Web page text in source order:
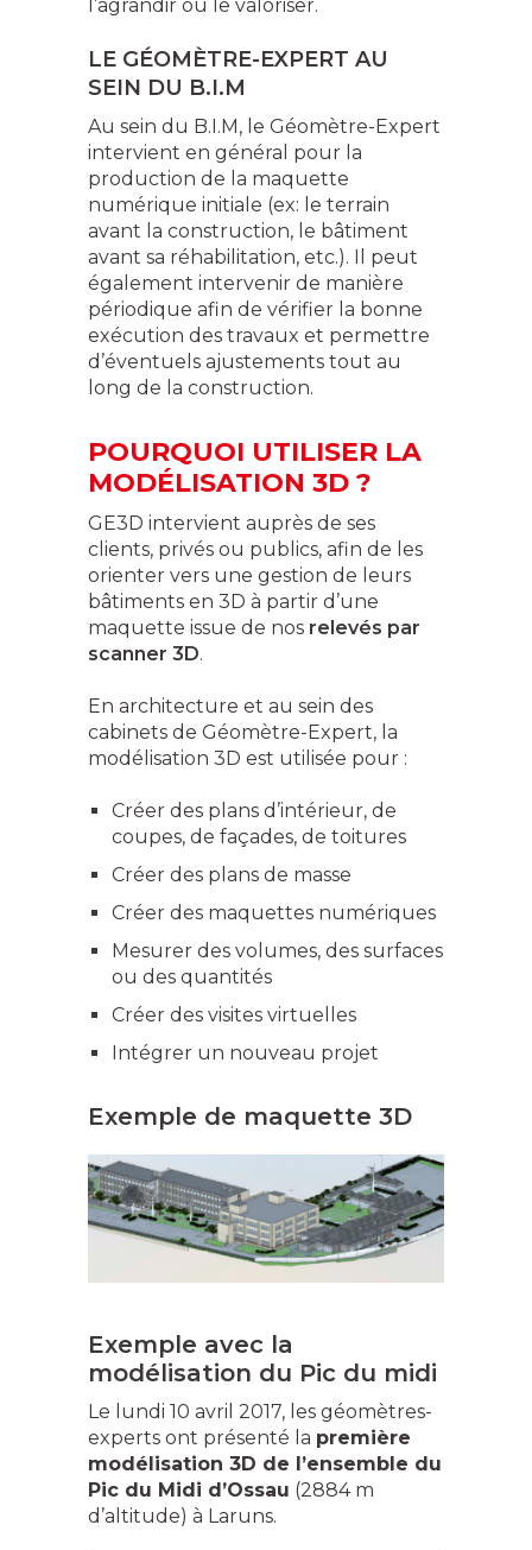
l’agrandir ou le valoriser.
LE GÉOMÈTRE-EXPERT AU
SEIN DU B.I.M
Au sein du B.I.M, le Géomètre-Expert
intervient en général pour la
production de la maquette
numérique initiale (ex: le terrain
avant la construction, le bâtiment
avant sa réhabilitation, etc.). Il peut
également intervenir de manière
périodique afin de vérifier la bonne
exécution des travaux et permettre
d’éventuels ajustements tout au
long de la construction.
POURQUOI UTILISER LA
MODÉLISATION 3D ?
GE3D intervient auprès de ses
clients, privés ou publics, afin de les
orienter vers une gestion de leurs
bâtiments en 3D à partir d’une
maquette issue de nos relevés par
scanner 3D.
En architecture et au sein des
cabinets de Géomètre-Expert, la
modélisation 3D est utilisée pour :
Créer des plans d’intérieur, de
coupes, de façades, de toitures
Créer des plans de masse
Créer des maquettes numériques
Mesurer des volumes, des surfaces
ou des quantités
Créer des visites virtuelles
Intégrer un nouveau projet
Exemple de maquette 3D
Exemple avec la
modélisation du Pic du midi
Le lundi 10 avril 2017, les géomètres-
experts ont présenté la première
modélisation 3D de l’ensemble du
Pic du Midi d’Ossau (2884 m
d’altitude) à Laruns.